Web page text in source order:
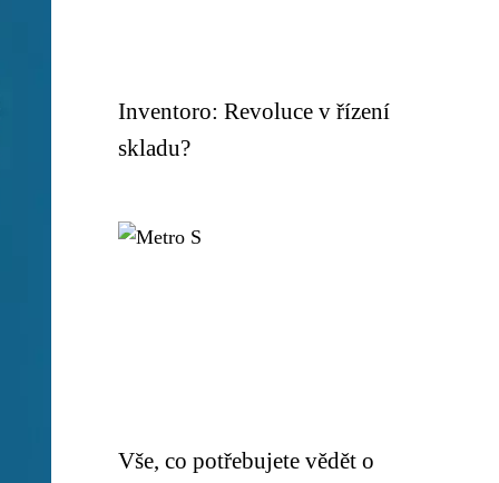
Inventoro: Revoluce v řízení
skladu?
Vše, co potřebujete vědět o